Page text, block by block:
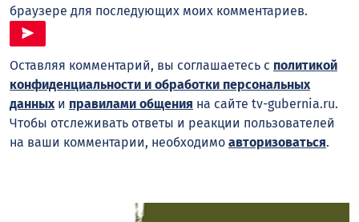
браузере для последующих моих комментариев.
Оставляя комментарий, вы соглашаетесь с политикой
конфиденциальности и обработки персональных
данныхи правилами общения на сайте tv-gubernia.ru.
Чтобы отслеживать ответы и реакции пользователей
на ваши комментарии, необходимо авторизоваться.